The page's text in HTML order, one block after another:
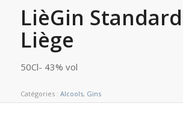
LièGin
Liège
50Cl- 43% vol
Catégories : Alcools, Gins